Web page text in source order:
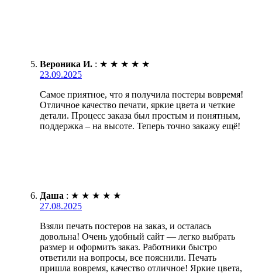
Вероника И. : ★ ★ ★ ★ ★
23.09.2025
Самое приятное, что я получила постеры вовремя!
Отличное качество печати, яркие цвета и четкие
детали. Процесс заказа был простым и понятным,
поддержка – на высоте. Теперь точно закажу ещё!
Даша : ★ ★ ★ ★ ★
27.08.2025
Взяли печать постеров на заказ, и осталась
довольна! Очень удобный сайт — легко выбрать
размер и оформить заказ. Работники быстро
ответили на вопросы, все пояснили. Печать
пришла вовремя, качество отличное! Яркие цвета,